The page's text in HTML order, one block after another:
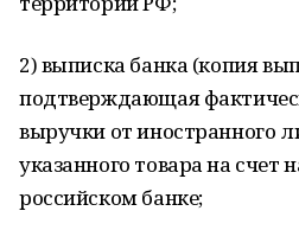
2) выписка банка (копия
подтверждающая
выручки от иностранного
указанного товара на счет
российском банке;